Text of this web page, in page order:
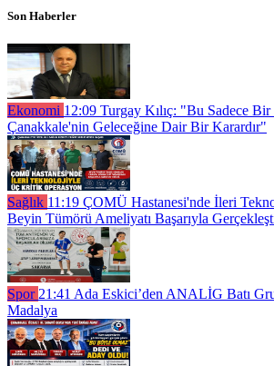
Son Haberler
Ekonomi 12:09 Turgay Kılıç: "Bu Sadece
Çanakkale'nin Geleceğine Dair Bir Karardır"
Sağlık 11:19 ÇOMÜ Hastanesi'nde İleri
Beyin Tümörü Ameliyatı Başarıyla
Spor 21:41 Ada Eskici’den ANALİG Batı
Madalya